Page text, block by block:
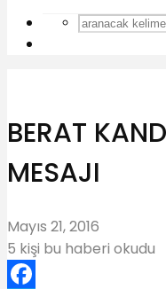
BERAT
MESAJI
Mayıs 21, 2016
5 kişi bu haberi okudu